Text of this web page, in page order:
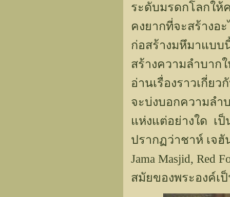
ระดับมรดกโลกใ
คงยากที่จะสร้างอ
ก่อสร้างมหึมาแบบ
สร้างความลำบาก
อ่านเรื่องราวเกี่ย
จะบ่งบอกความลำ
แห่งแต่อย่างใด เ
ปรากฏว่าชาห์ เจ
Jama Masjid, Red
สมัยของพระองค์เ